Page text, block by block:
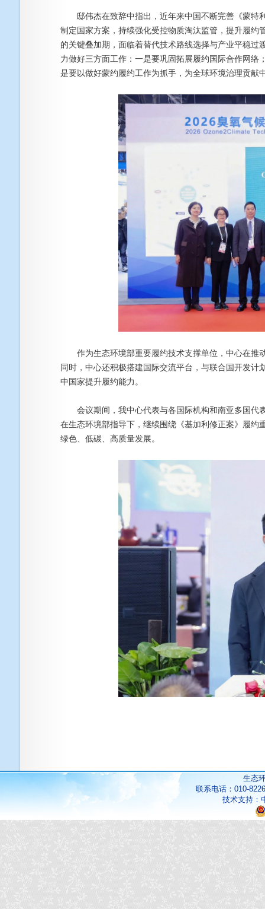
邸伟杰在致辞中指出，近年来中国不断完善《蒙特
制定国家方案，持续强化受控物质淘汰监管，提升履
的关键叠加期，面临着替代技术路线选择与产业平稳
力做好三方面工作：一是要巩固拓展履约国际合作网
是要以做好蒙约履约工作为抓手，为全球环境治理贡献
作为生态环境部重要履约技术支撑单位，中心在推
同时，中心还积极搭建国际交流平台，与联合国开发
中国家提升履约能力。
会议期间，我中心代表与各国际机构和南亚多国代
在生态环境部指导下，继续围绕《基加利修正案》履
绿色、低碳、高质量发展。
生态
联系电话：010-
技术支持：